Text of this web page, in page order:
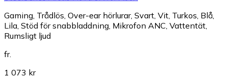
Gaming, Trådlös, Over-ear hörlurar, Svart, Vit, Turkos, Blå,
Lila, Stöd för snabbladdning, Mikrofon ANC, Vattentät,
Rumsligt ljud
fr.
1 073 kr